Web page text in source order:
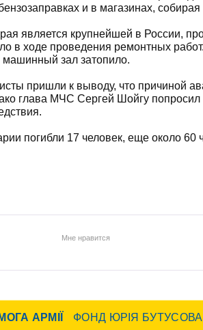
и в магазинах,
является крупнейшей в России,
в ходе проведения ремонтных
машинный зал затопило.
пришли к выводу, что причиной
глава МЧС Сергей Шойгу попросил
погибли 17 человек, еще около 60
Мне нравится